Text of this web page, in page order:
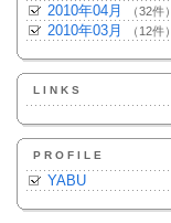
2010年04月 （32件）
2010年03月 （12件）
LINKS
PROFILE
YABU